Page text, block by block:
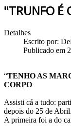
"TRUNFO É
Detalhes
Escrito por:
Publicado em
“TENHO AS
CORPO
Assisti cá a tudo:
depois do 25 de Abril.
A primeira foi a do